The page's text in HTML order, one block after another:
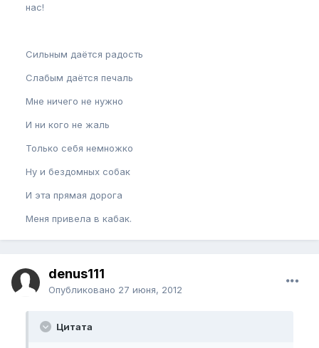
нас!
Сильным даётся радость
Слабым даётся печаль
Мне ничего не нужно
И ни кого не жаль
Только себя немножко
Ну и бездомных собак
И эта прямая дорога
Меня привела в кабак.
denus111
Опубликовано 27 июня, 2012
Цитата